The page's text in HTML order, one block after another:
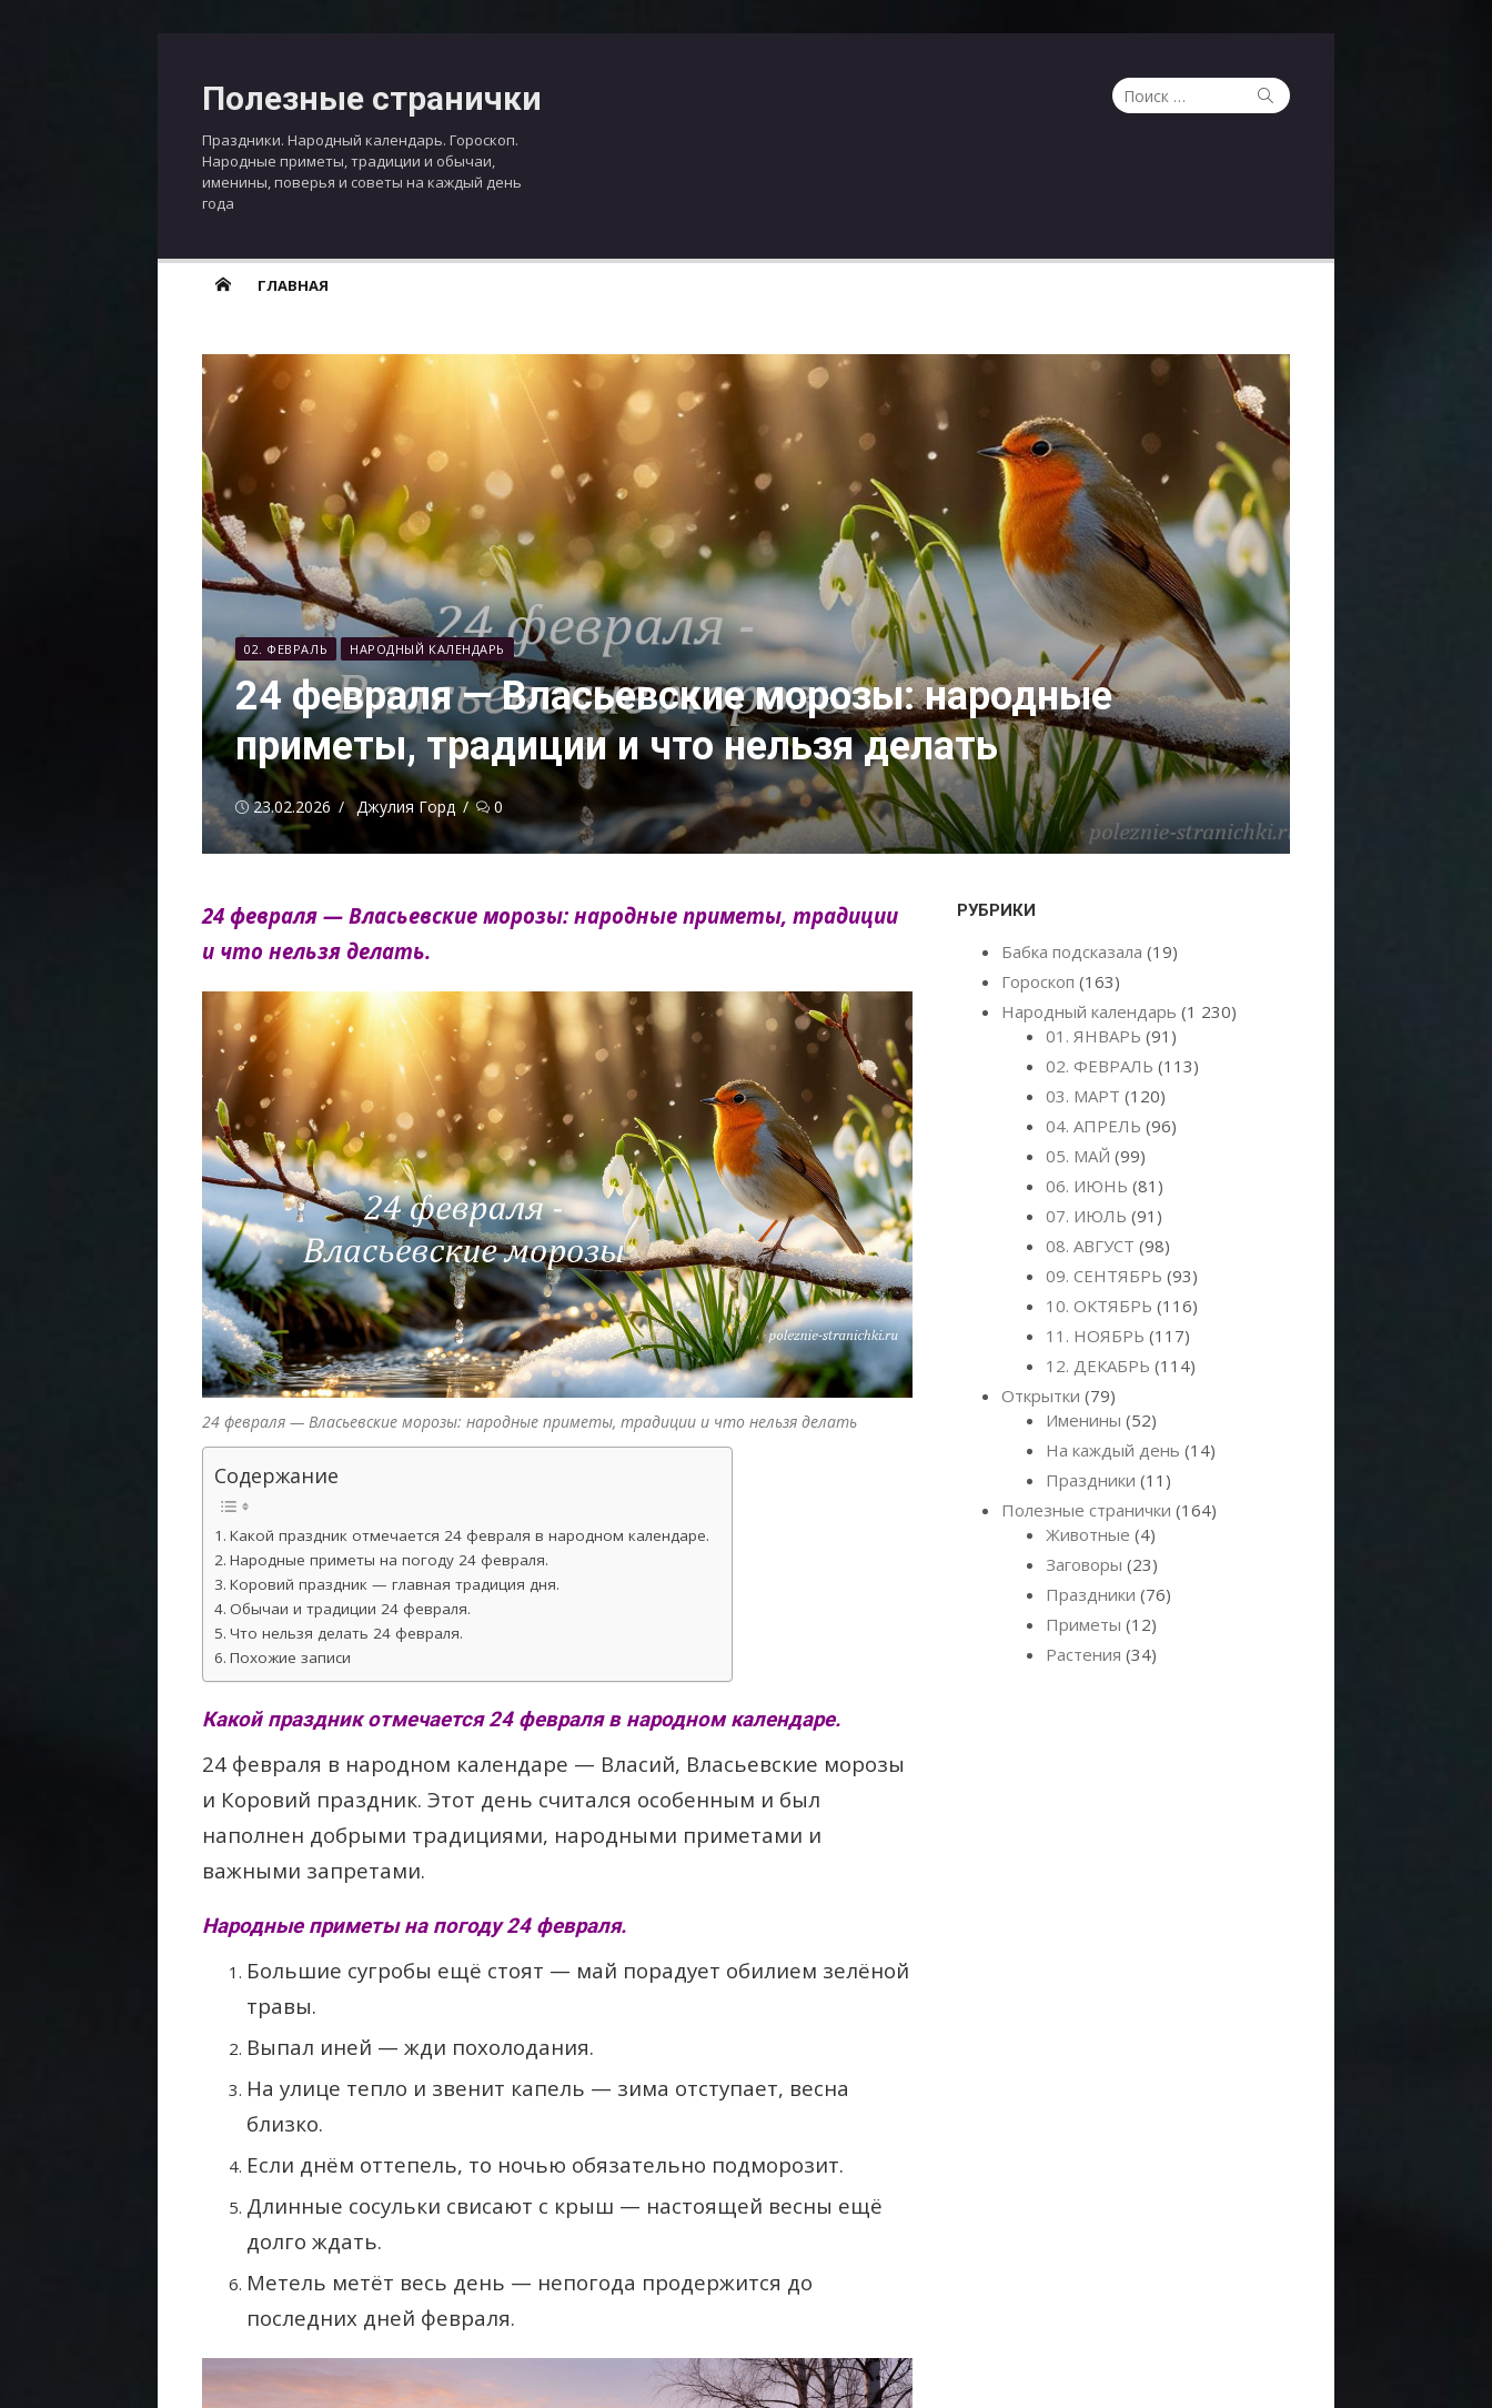
Полезные странички
Праздники. Народный календарь. Гороскоп.
Народные приметы, традиции и обычаи,
именины, поверья и советы на каждый день
года
Поиск
по:
Поиск
ГЛАВНАЯ
02. ФЕВРАЛЬ НАРОДНЫЙ КАЛЕНДАРЬ
24 февраля — Власьевские морозы: народные
приметы, традиции и что нельзя делать
Опубликовано
23.02.2026 Автор
Джулия Горд 0
24 февраля — Власьевские морозы: народные приметы, традиции
и что нельзя делать.
24 февраля — Власьевские морозы: народные приметы, традиции и что нельзя делать
Содержание
Какой праздник отмечается 24 февраля в народном календаре.
Народные приметы на погоду 24 февраля.
Коровий праздник — главная традиция дня.
Обычаи и традиции 24 февраля.
Что нельзя делать 24 февраля.
Похожие записи
Какой праздник отмечается 24 февраля в народном календаре.
24 февраля в народном календаре — Власий, Власьевские морозы
и Коровий праздник. Этот день считался особенным и был
наполнен добрыми традициями, народными приметами и
важными запретами.
Народные приметы на погоду 24 февраля.
Большие сугробы ещё стоят — май порадует обилием зелёной
травы.
Выпал иней — жди похолодания.
На улице тепло и звенит капель — зима отступает, весна
близко.
Если днём оттепель, то ночью обязательно подморозит.
Длинные сосульки свисают с крыш — настоящей весны ещё
долго ждать.
Метель метёт весь день — непогода продержится до
последних дней февраля.
РУБРИКИ
Бабка подсказала (19)
Гороскоп (163)
Народный календарь (1 230)
01. ЯНВАРЬ (91)
02. ФЕВРАЛЬ (113)
03. МАРТ (120)
04. АПРЕЛЬ (96)
05. МАЙ (99)
06. ИЮНЬ (81)
07. ИЮЛЬ (91)
08. АВГУСТ (98)
09. СЕНТЯБРЬ (93)
10. ОКТЯБРЬ (116)
11. НОЯБРЬ (117)
12. ДЕКАБРЬ (114)
Открытки (79)
Именины (52)
На каждый день (14)
Праздники (11)
Полезные странички (164)
Животные (4)
Заговоры (23)
Праздники (76)
Приметы (12)
Растения (34)